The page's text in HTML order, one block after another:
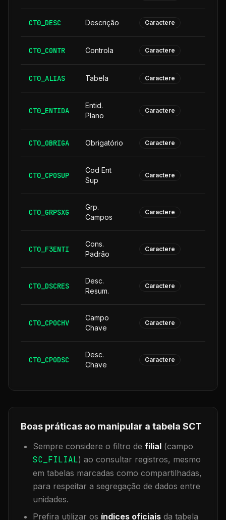
CT0_DESC Descrição Caractere
CT0_CONTR Controla Caractere
CT0_ALIAS Tabela Caractere
CT0_ENTIDA
Entid.
Plano
Caractere
CT0_OBRIGA Obrigatório Caractere
CT0_CPOSUP
Cod Ent
Sup
Caractere
CT0_GRPSXG
Grp.
Campos
Caractere
CT0_F3ENTI
Cons.
Padrão
Caractere
CT0_DSCRES
Desc.
Resum.
Caractere
CT0_CPOCHV
Campo
Chave
Caractere
CT0_CPODSC
Desc.
Chave
Caractere
Boas práticas ao manipular a tabela SCT
Sempre considere o filtro de filial (campo
SC_FILIAL) ao consultar registros, mesmo
em tabelas marcadas como compartilhadas,
para respeitar a segregação de dados entre
unidades.
Prefira utilizar os índices oficiais da tabela